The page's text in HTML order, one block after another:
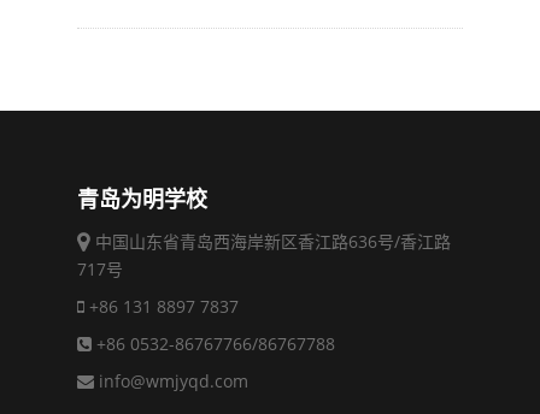
青岛为明学校
中国山东省青岛西海岸新区香江路636号/香江路
717号
+86 131 8897 7837
+86 0532-86767766/86767788
info@wmjyqd.com